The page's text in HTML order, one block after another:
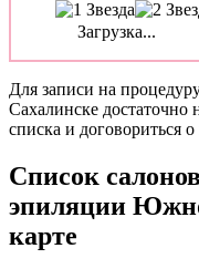
Загрузка...
Для записи на
Сахалинске достаточно
списка и договориться
Список
эпиляции
карте